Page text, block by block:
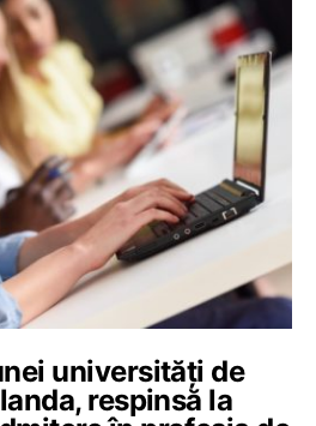
universităţi de
respinsă la